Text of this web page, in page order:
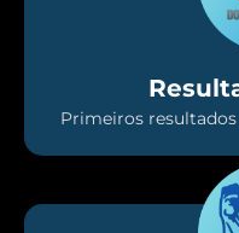
Primeiros